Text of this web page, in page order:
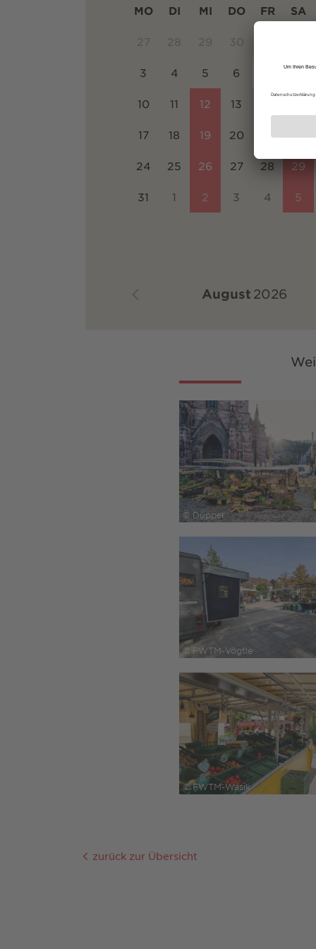
August 2026
MO DI MI DO FR SA
27 28 29 30
3 4 5 6 8
10 11 12 13
17 18 19 20 21 22
24 25 26 27 28 29
31 1 2 3 4 5
© Düpper
© FWTM-Vögtle
© FWTM-Wasik
zurück zur Übersicht